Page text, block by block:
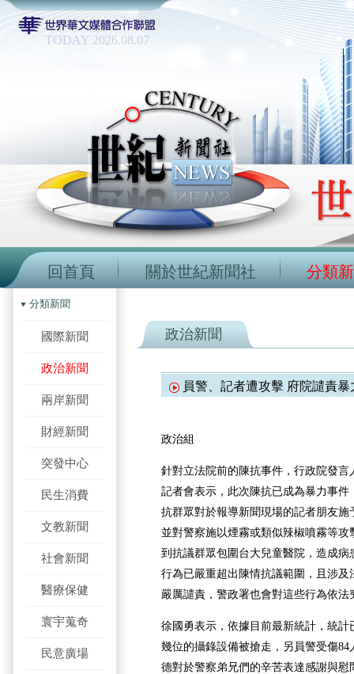
TODAY 2026.08.07
回首頁 關於世紀新聞社 分類
分類新聞
國際新聞
政治新聞
兩岸新聞
財經新聞
突發中心
民生消費
文教新聞
社會新聞
醫療保健
寰宇蒐奇
民意廣場
政治新聞
員警、記者遭攻擊 府院譴責暴
政治組
針對立法院前的陳抗事件，行政院發言
記者會表示，此次陳抗已成為暴力事
抗群眾對於報導新聞現場的記者朋友
並對警察施以煙霧或類似辣椒噴霧等
到抗議群眾包圍台大兒童醫院，造成
行為已嚴重超出陳情抗議範圍，且涉
嚴厲譴責，警政署也會對這些行為依法
徐國勇表示，依據目前最新統計，統計
幾位的攝錄設備被搶走，另員警受傷
德對於警察弟兄們的辛苦表達感謝與